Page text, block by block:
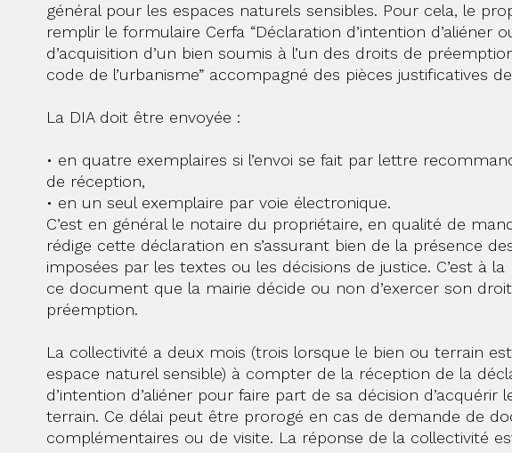
général pour les espaces naturels sensibles. Pour cela, le
remplir le formulaire Cerfa “Déclaration d’intention d’aliéner
d’acquisition d’un bien soumis à l’un des droits de
code de l’urbanisme” accompagné des pièces justificatives
La DIA doit être envoyée :
• en quatre exemplaires si l’envoi se fait par lettre
de réception,
• en un seul exemplaire par voie électronique.
C’est en général le notaire du propriétaire, en qualité de
rédige cette déclaration en s’assurant bien de la présence
imposées par les textes ou les décisions de justice. C’est à
ce document que la mairie décide ou non d’exercer son
préemption.
La collectivité a deux mois (trois lorsque le bien ou terrain
espace naturel sensible) à compter de la réception de la
d’intention d’aliéner pour faire part de sa décision d’acquérir
terrain. Ce délai peut être prorogé en cas de demande de
complémentaires ou de visite. La réponse de la collectivité